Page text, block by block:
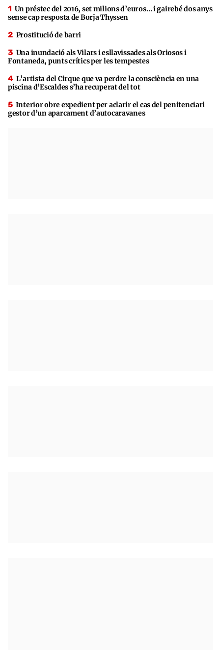
Un préstec del 2016, set milions d’euros… i gairebé dos anys
sense cap resposta de Borja Thyssen
Prostitució de barri
Una inundació als Vilars i esllavissades als Oriosos i
Fontaneda, punts crítics per les tempestes
L’artista del Cirque que va perdre la consciència en una
piscina d’Escaldes s’ha recuperat del tot
Interior obre expedient per aclarir el cas del penitenciari
gestor d’un aparcament d’autocaravanes